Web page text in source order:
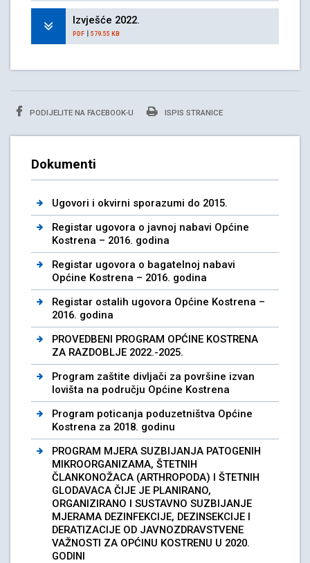
Izvješće 2022.
PDF | 579.55 KB
PODIJELITE NA FACEBOOK-U ISPIS STRANICE
Dokumenti
Ugovori i okvirni sporazumi do 2015.
Registar ugovora o javnoj nabavi Općine
Kostrena – 2016. godina
Registar ugovora o bagatelnoj nabavi
Općine Kostrena – 2016. godina
Registar ostalih ugovora Općine Kostrena –
2016. godina
PROVEDBENI PROGRAM OPĆINE KOSTRENA
ZA RAZDOBLJE 2022.-2025.
Program zaštite divljači za površine izvan
lovišta na području Općine Kostrena
Program poticanja poduzetništva Općine
Kostrena za 2018. godinu
PROGRAM MJERA SUZBIJANJA PATOGENIH
MIKROORGANIZAMA, ŠTETNIH
ČLANKONOŽACA (ARTHROPODA) I ŠTETNIH
GLODAVACA ČIJE JE PLANIRANO,
ORGANIZIRANO I SUSTAVNO SUZBIJANJE
MJERAMA DEZINFEKCIJE, DEZINSEKCIJE I
DERATIZACIJE OD JAVNOZDRAVSTVENE
VAŽNOSTI ZA OPĆINU KOSTRENU U 2020.
GODINI